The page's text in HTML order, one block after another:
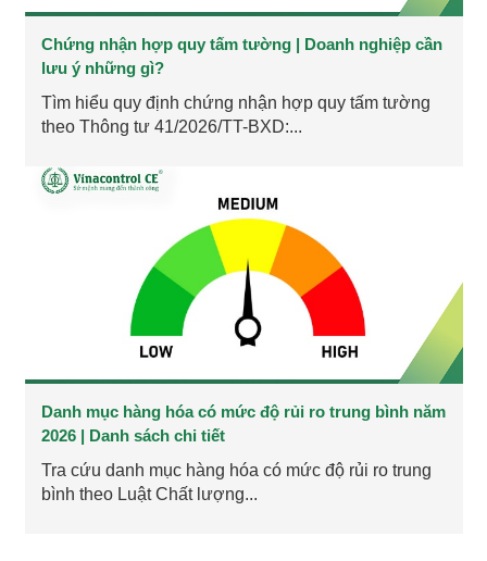
Chứng nhận hợp quy tấm tường | Doanh nghiệp cần
lưu ý những gì?
Tìm hiểu quy định chứng nhận hợp quy tấm tường
theo Thông tư 41/2026/TT-BXD:...
Danh mục hàng hóa có mức độ rủi ro trung bình năm
2026 | Danh sách chi tiết
Tra cứu danh mục hàng hóa có mức độ rủi ro trung
bình theo Luật Chất lượng...